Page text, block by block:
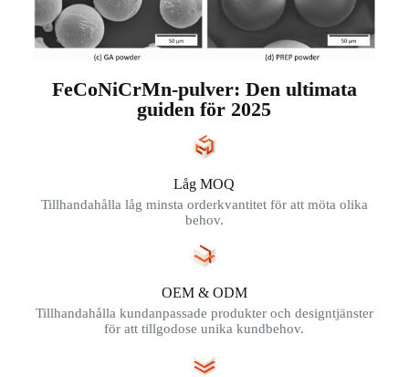
FeCoNiCrMn-pulver: Den ultimata
guiden för 2025
Låg MOQ
Tillhandahålla låg minsta orderkvantitet för att möta olika
behov.
OEM & ODM
Tillhandahålla kundanpassade produkter och designtjänster
för att tillgodose unika kundbehov.